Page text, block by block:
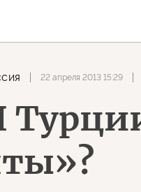
22 апреля 2013 15:29